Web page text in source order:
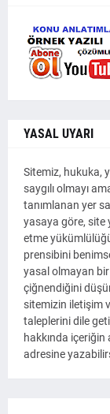
YASAL UYARI
Sitemiz, hukuka,
saygılı olmayı
tanımlanan yer
yasaya göre, site
etme
prensibini
yasal olmayan bir
çiğnendiğini
sitemizin iletişim
taleplerini dile
hakkında içeriğin
adresine